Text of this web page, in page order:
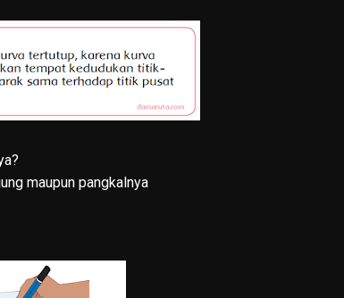
maupun pangkalnya